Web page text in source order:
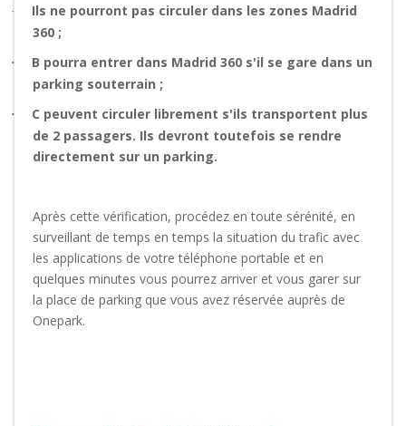
· Ils ne pourront pas circuler dans les zones Madrid
360 ;
·
B pourra entrer dans Madrid 360 s'il se gare dans un
parking souterrain ;
·
C peuvent circuler librement s'ils transportent plus
de 2 passagers. Ils devront toutefois se rendre
directement sur un parking.
Après cette vérification, procédez en toute sérénité, en
surveillant de temps en temps la situation du trafic avec
les applications de votre téléphone portable et en
quelques minutes vous pourrez arriver et vous garer sur
la place de parking que vous avez réservée auprès de
Onepark.